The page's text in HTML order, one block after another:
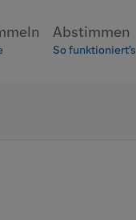
Hauptteil zu gelangen
Abstimmen
So funktioniert’s